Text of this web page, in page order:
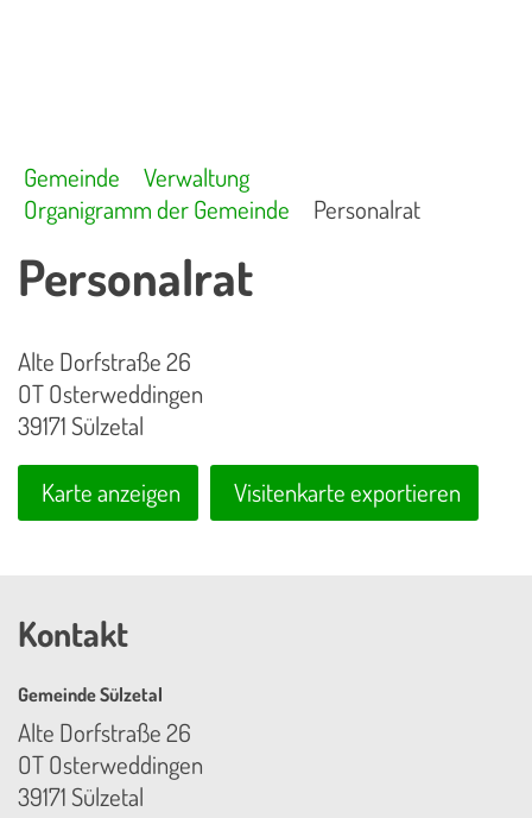
Gemeinde
Verwaltung
Organigramm der Gemeinde
Personalrat
Personalrat
Alte Dorfstraße 26
OT Osterweddingen
39171 Sülzetal
Karte anzeigen Visitenkarte exportieren
Kontakt
Gemeinde Sülzetal
Alte Dorfstraße 26
OT Osterweddingen
39171 Sülzetal